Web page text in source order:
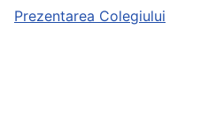
Prezentarea Colegiului